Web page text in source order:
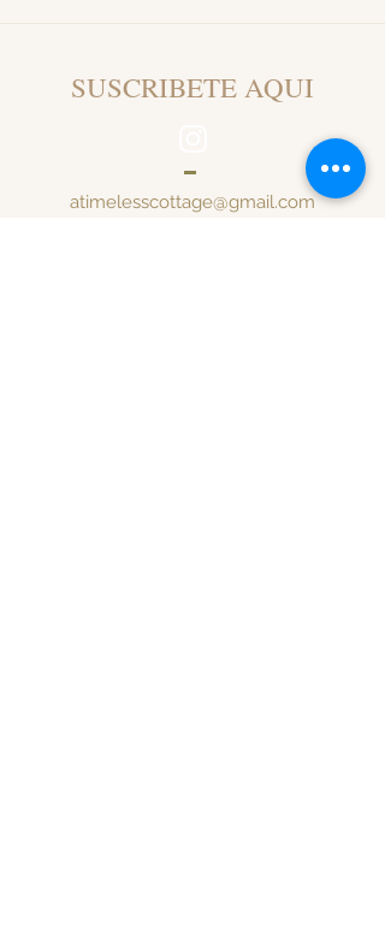
SUSCRIBETE AQUI
atimelesscottage@gmail.com